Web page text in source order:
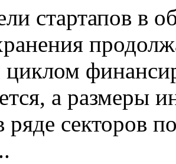
стартапов в
а размеры
ряде секторов